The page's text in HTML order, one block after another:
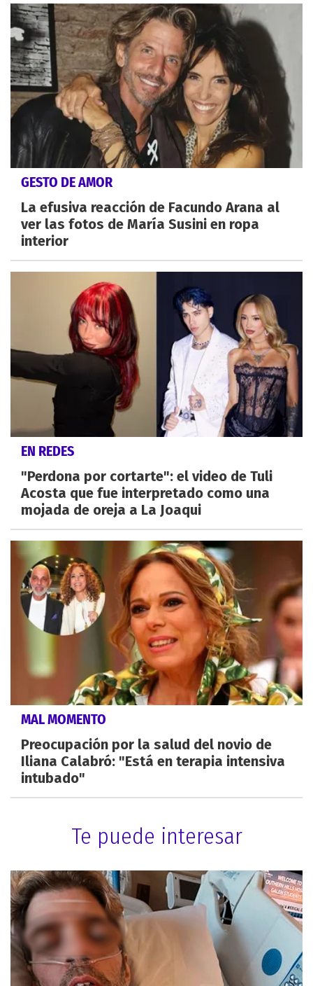
GESTO DE AMOR
La efusiva reacción de Facundo Arana al
ver las fotos de María Susini en ropa
interior
EN REDES
"Perdona por cortarte": el video de Tuli
Acosta que fue interpretado como una
mojada de oreja a La Joaqui
MAL MOMENTO
Preocupación por la salud del novio de
Iliana Calabró: "Está en terapia intensiva
intubado"
Te puede interesar